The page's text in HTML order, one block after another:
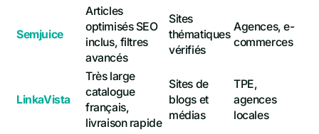
Semjuice
Articles
optimisés SEO
inclus, filtres
avancés
Sites
thématiques
vérifiés
Agences, e-
commerces
LinkaVista
Très large
catalogue
français,
livraison rapide
Sites de
blogs et
médias
TPE,
agences
locales